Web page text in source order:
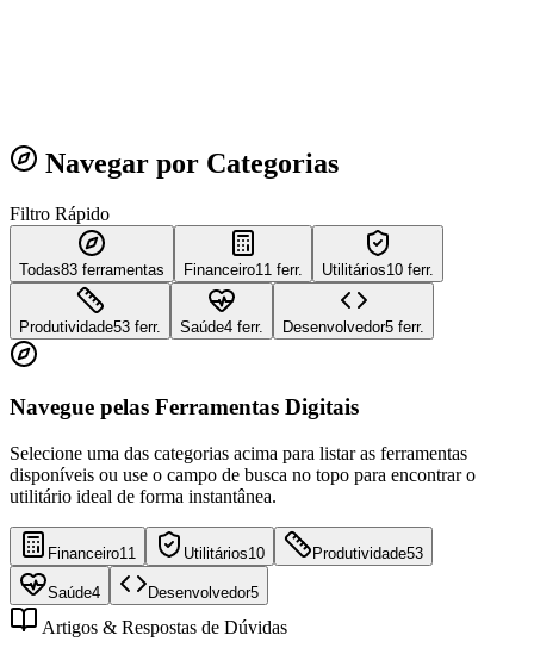
Navegar por Categorias
Filtro Rápido
Todas83 ferramentas Financeiro11 ferr. Utilitários10 ferr.
Produtividade53 ferr. Saúde4 ferr. Desenvolvedor5 ferr.
Navegue pelas Ferramentas Digitais
Selecione uma das categorias acima para listar as ferramentas
disponíveis ou use o campo de busca no topo para encontrar o
utilitário ideal de forma instantânea.
Financeiro11 Utilitários10 Produtividade53
Saúde4 Desenvolvedor5
Artigos & Respostas de Dúvidas